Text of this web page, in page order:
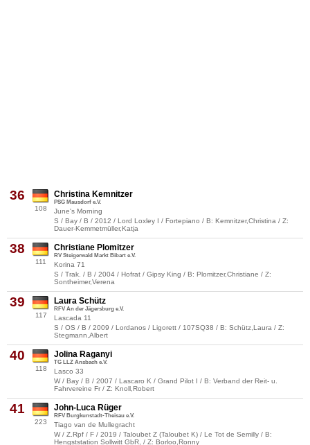
36
108
Christina Kemnitzer
PSG Mausdorf e.V.
June's Morning
S / Bay / B / 2012 / Lord Loxley I / Fortepiano / B: Kemnitzer,Christina / Z:
Dauer-Kemmetmüller,Katja
38
111
Christiane Plomitzer
RV Steigerwald Markt Bibart e.V.
Korina 71
S / Trak. / B / 2004 / Hofrat / Gipsy King / B: Plomitzer,Christiane / Z:
Sontheimer,Verena
39
117
Laura Schütz
RFV An der Jägersburg e.V.
Lascada 11
S / OS / B / 2009 / Lordanos / Ligorett / 107SQ38 / B: Schütz,Laura / Z:
Stegmann,Albert
40
118
Jolina Raganyi
TG LLZ Ansbach e.V.
Lasco 33
W / Bay / B / 2007 / Lascaro K / Grand Pilot I / B: Verband der Reit- u.
Fahrvereine Fr / Z: Knoll,Robert
41
223
John-Luca Rüger
RFV Burgkunstadt-Theisau e.V.
Tiago van de Mullegracht
W / Z.Rpf / F / 2019 / Taloubet Z (Taloubet K) / Le Tot de Semilly / B:
Hengststation Sollwitt GbR, / Z: Borloo,Ronny